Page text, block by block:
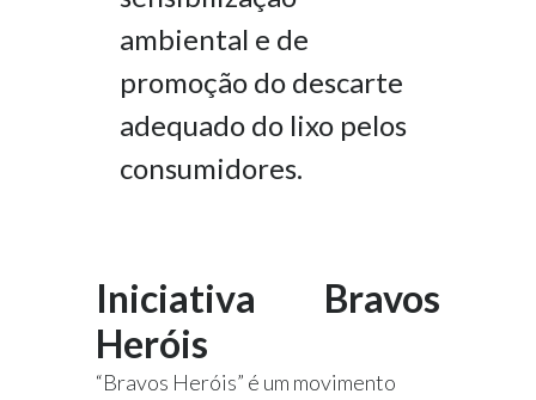
ambiental e de
promoção do descarte
adequado do lixo pelos
consumidores.
Iniciativa Bravos
Heróis
“Bravos Heróis” é um movimento